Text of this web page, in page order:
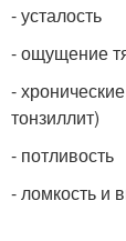
- усталость
- ощущение
-
тонзиллит)
- потливость
- ломкость и